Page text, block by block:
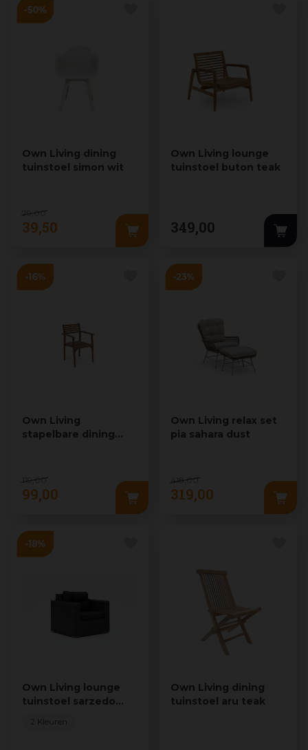
Own Living dining
tuinstoel simon wit
79 00
39,50
Own Living lounge
tuinstoel buton teak
349,00
Own Living
stapelbare dining
119 ,00
99,00
Own Living relax set
pia sahara dust
418 ,00
319,00
Own Living lounge
tuinstoel sarzedo
2 Kleuren
Own Living dining
tuinstoel aru teak